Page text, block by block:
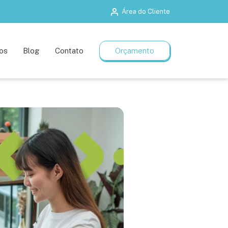
Área do Cliente
Planos flexíveis
Blog Contato Orçamento